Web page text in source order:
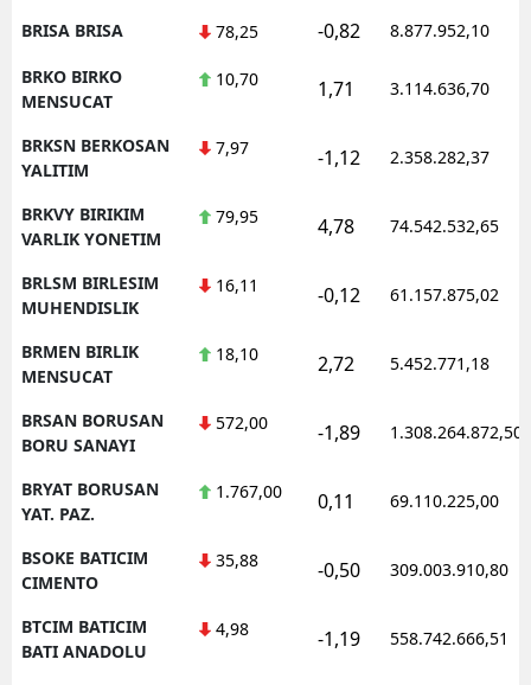
BRISA BRISA 78,25 -0,82 8.877.952,10
BRKO BIRKO
MENSUCAT
10,70 1,71 3.114.636,70
BRKSN BERKOSAN
YALITIM
7,97 -1,12 2.358.282,37
BRKVY BIRIKIM
VARLIK YONETIM
79,95 4,78 74.542.532,65
BRLSM BIRLESIM
MUHENDISLIK
16,11 -0,12 61.157.875,02
BRMEN BIRLIK
MENSUCAT
18,10 2,72 5.452.771,18
BRSAN BORUSAN
BORU SANAYI
572,00 -1,89 1.308.264.872,50
BRYAT BORUSAN
YAT. PAZ.
1.767,00 0,11 69.110.225,00
BSOKE BATICIM
CIMENTO
35,88 -0,50 309.003.910,80
BTCIM BATICIM
BATI ANADOLU
4,98 -1,19 558.742.666,51